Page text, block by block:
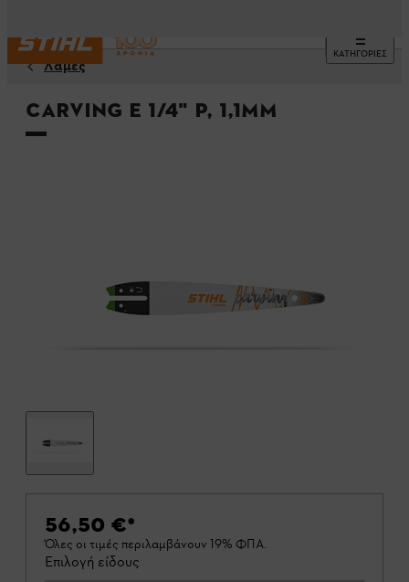
ΚΑΤΗΓΟΡΙΕΣ
Λάμες
Carving E 1/4" P, 1,1mm
56,50 €*
Όλες οι τιμές περιλαμβάνουν 19% ΦΠΑ.
Επιλογή είδους